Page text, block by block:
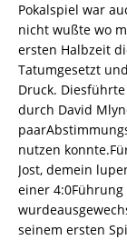
Pokalspiel war
nicht wußte wo
ersten Halbzeit
Tatumgesetzt
Druck.
durch David
nutzen
Jost, demein
einer
seinem ersten